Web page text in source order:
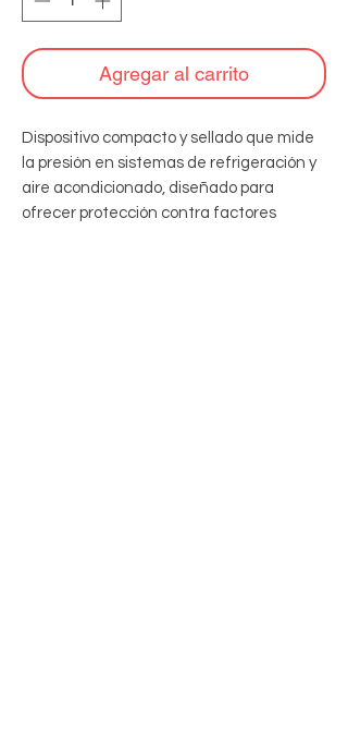
Agregar al carrito
Dispositivo compacto y sellado que mide
la presión en sistemas de refrigeración y
aire acondicionado, diseñado para
ofrecer protección contra factores